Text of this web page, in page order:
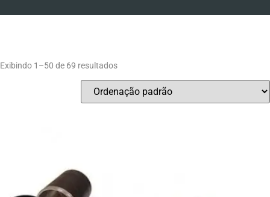
Exibindo 1–50 de 69 resultados